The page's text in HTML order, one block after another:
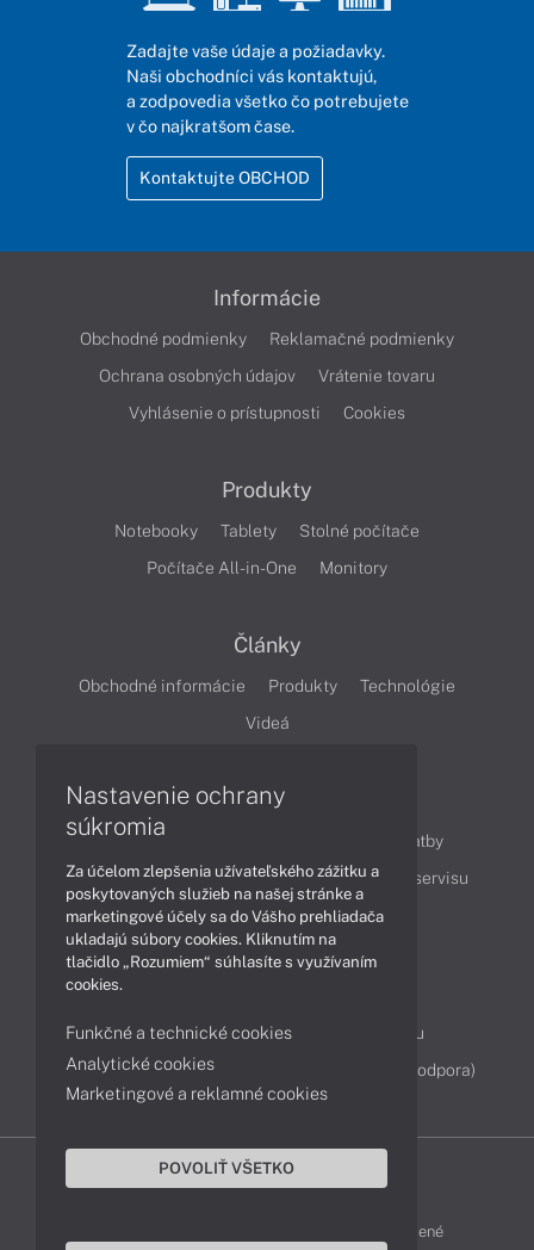
Zadajte vaše údaje a požiadavky.
Naši obchodníci vás kontaktujú,
a zodpovedia všetko čo potrebujete
v čo najkratšom čase.
Kontaktujte OBCHOD
Informácie
Obchodné podmienky
Reklamačné podmienky
Ochrana osobných údajov
Vrátenie tovaru
Vyhlásenie o prístupnosti
Cookies
Produkty
Notebooky Tablety
Stolné počítače
Počítače All-in-One
Monitory
Články
Obchodné informácie Produkty
Technológie
Videá
Obsah
Ako nakupovať
Možnosti doručenia a platby
Podpora a servis
Servisné služby Cenník servisu
Kontakty
Servisné oddelenie
Reklamácia tovaru
Diagnostiky online
TeamViewer (vzdialená podpora)
DELL-SHOP © 2011 - 2026 Všetky práva vyhradené
Nastavenie ochrany
súkromia
Za účelom zlepšenia užívateľského zážitku a
poskytovaných služieb na našej stránke a
marketingové účely sa do Vášho prehliadača
ukladajú súbory cookies. Kliknutím na
tlačidlo „Rozumiem“ súhlasíte s využívaním
cookies.
Funkčné a technické cookies
Analytické cookies
Marketingové a reklamné cookies
POVOLIŤ VŠETKO